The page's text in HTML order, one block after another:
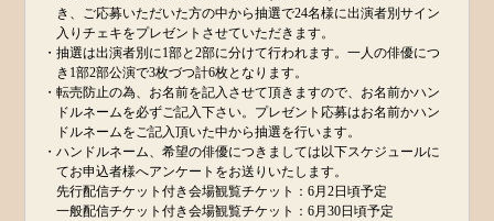
き、ご応募いただいた方の中から抽選で24名様に出演者別サイン
入りチェキをプレゼントさせていただきます。
・抽選は出演者別に1部と2部に分けて行われます。一人の俳優につ
き1部2部公演で3枚づつ計6枚となります。
・転売防止の為、お名前を記入させて頂きますので、お名前かハン
ドルネームを必ずご記入下さい。プレゼント応募はお名前かハン
ドルネームをご記入頂いた中から抽選を行います。
・ハンドルネーム、希望の俳優につきましては以下スケジュールに
てお申込者様へアンケートをお送りいたします。
先行配信チケット付き会場観覧チケット：6月2日頃予定
一般配信チケット付き会場観覧チケット：6月30日頃予定